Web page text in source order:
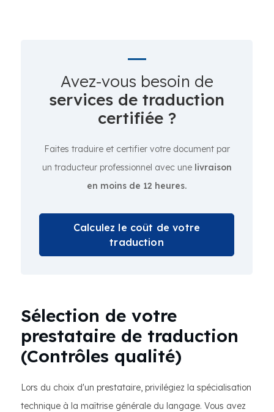
Avez-vous besoin de
services de traduction
certifiée ?
Faites traduire et certifier votre document par
un traducteur professionnel avec une livraison
en moins de 12 heures.
Calculez le coût de votre
traduction
Sélection de votre
prestataire de traduction
(Contrôles qualité)
Lors du choix d'un prestataire, privilégiez la spécialisation
technique à la maîtrise générale du langage. Vous avez